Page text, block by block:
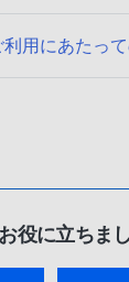
用にあたっ
役に立ちま